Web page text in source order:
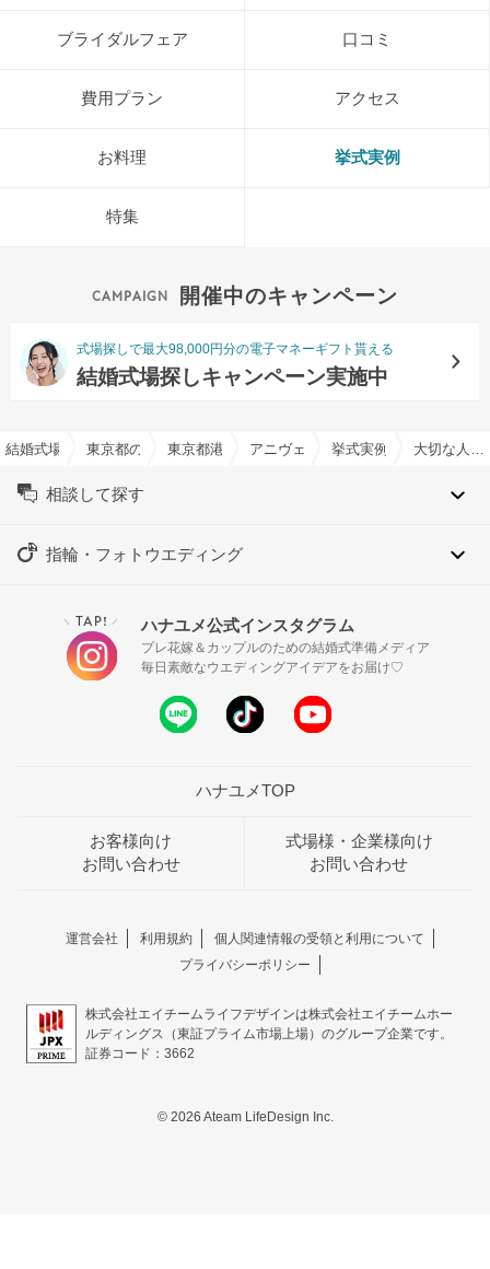
ブライダルフェア 口コミ
費用プラン アクセス
お料理 挙式実例
特集
開催中のキャンペーン
式場探しで最大98,000円分の電子マネーギフト貰える
結婚式場探しキャンペーン実施中
結婚式場を探すならハナユメ
東京都の結婚式場一覧東京都港区の結婚式場一覧アニヴェルセル 表参道で結婚式
挙式実例
相談して探す
指輪・フォトウエディング
＼ TAP! ／ ハナユメ公式インスタグラム
プレ花嫁＆カップルのための結婚式準備メディア
毎日素敵なウエディングアイデアをお届け♡
ハナユメTOP
お客様向け
お問い合わせ
式場様・企業様向け
お問い合わせ
運営会社 利用規約
個人関連情報の受領と利用について
プライバシーポリシー
株式会社エイチームライフデザインは株式会社エイチームホー
ルディングス（東証プライム市場上場）のグループ企業です。
証券コード：3662
© 2026 Ateam LifeDesign Inc.